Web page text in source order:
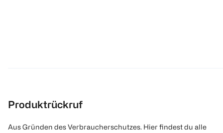
Produktrückruf
Aus Gründen des Verbraucherschutzes. Hier findest du alle